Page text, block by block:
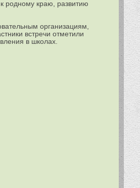
родному краю, развитию
организациям,
встречи отметили
в школах.